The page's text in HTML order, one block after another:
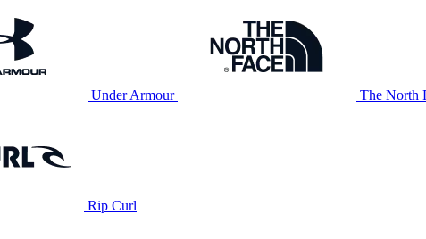
Under Armour The North
Rip Curl